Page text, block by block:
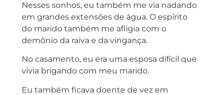
Nesses sonhos, eu também me via nadando
em grandes extensões de água. O espírito
do marido também me afligia com o
demônio da raiva e da vingança.
No casamento, eu era uma esposa difícil que
vivia brigando com meu marido.
Eu também ficava doente de vez em